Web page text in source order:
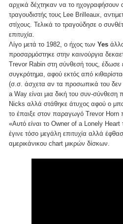
αρχικά δέχτηκαν να το ηχογραφήσουν
τραγουδιστής τους Lee Brilleaux,
στίχους. Τελικά το τραγούδησε ο
επιτυχία.
Λίγο μετά το 1982, ο ήχος των Yes
προσαρμόστηκε στην καινούργια
Trevor Rabin στη σύνθεσή τους, έδωσε
συγκρότημα, αφού εκτός από
(σ.σ. άσχετα αν τα προσωπικά του
a Way είναι μια δική του συν-σύνθεση
Nicks αλλά στάθηκε άτυχος αφού ο
το έπαιξε στον παραγωγό Trevor Horn
«Αυτό είναι το Owner of a Lonely
έγινε τόσο μεγάλη επιτυχία αλλά
αμερικάνικου chart μικρών δίσκων.